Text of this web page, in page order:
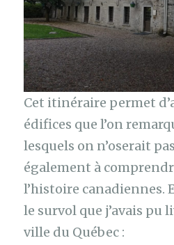
Cet itinéraire permet
édifices que l’on
lesquels on n’oserait
également à
l’histoire canadiennes.
le survol que j’avais pu
ville du Québec :